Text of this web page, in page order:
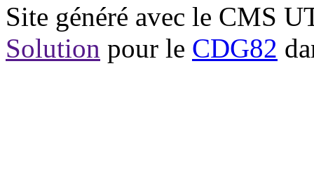
Site généré avec le CMS
Solution pour le CDG82